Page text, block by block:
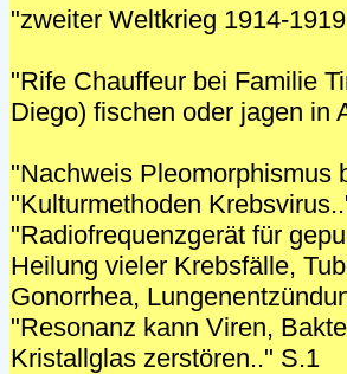
"zweiter Weltkrieg 1914-
"Rife Chauffeur bei Familie
Diego) fischen oder jagen in
"Nachweis Pleomorphismus
"Kulturmethoden
"Radiofrequenzgerät für
Heilung vieler Krebsfälle,
Gonorrhea,
"Resonanz kann Viren,
Kristallglas zerstören.." S.1